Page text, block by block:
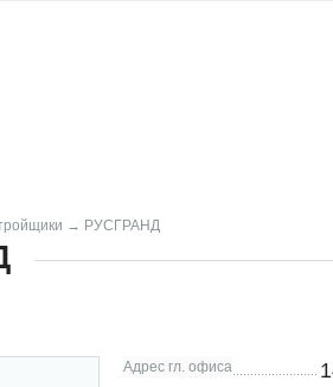
→ РУСГРАНД
Адрес гл. офиса